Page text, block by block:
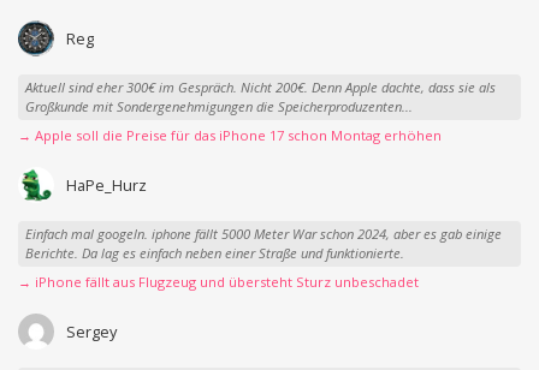
Reg
Aktuell sind eher 300€ im Gespräch. Nicht 200€. Denn Apple dachte, dass sie als
Großkunde mit Sondergenehmigungen die Speicherproduzenten...
→ Apple soll die Preise für das iPhone 17 schon Montag erhöhen
HaPe_Hurz
Einfach mal googeln. iphone fällt 5000 Meter War schon 2024, aber es gab einige
Berichte. Da lag es einfach neben einer Straße und funktionierte.
→ iPhone fällt aus Flugzeug und übersteht Sturz unbeschadet
Sergey